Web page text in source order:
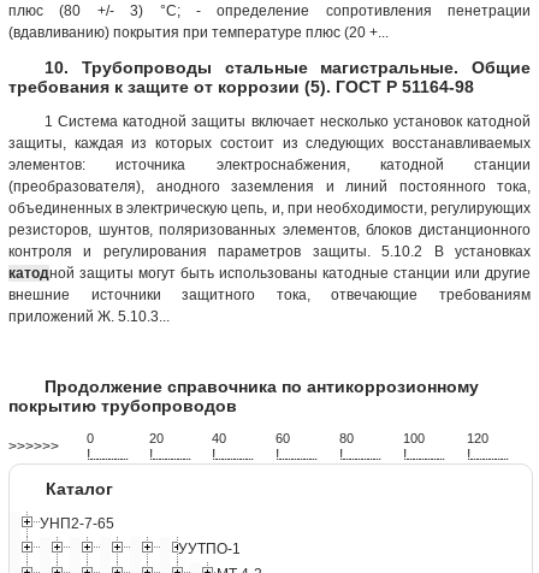
плюс (80 +/- 3) °C; - определение сопротивления пенетрации
(вдавливанию) покрытия при температуре плюс (20 +...
10. Трубопроводы стальные магистральные. Общие
требования к защите от коррозии (5). ГОСТ Р 51164-98
1 Система катодной защиты включает несколько установок катодной
защиты, каждая из которых состоит из следующих восстанавливаемых
элементов: источника электроснабжения, катодной станции
(преобразователя), анодного заземления и линий постоянного тока,
объединенных в электрическую цепь, и, при необходимости, регулирующих
резисторов, шунтов, поляризованных элементов, блоков дистанционного
контроля и регулирования параметров защиты. 5.10.2 В установках
катодной защиты могут быть использованы катодные станции или другие
внешние источники защитного тока, отвечающие требованиям
приложений Ж. 5.10.3...
Продолжение справочника по антикоррозионному
покрытию трубопроводов
>>>>>> 0
!...................
20
!...................
40
!...................
60
!...................
80
!...................
100
!...................
120
!...................
Каталог
УНП2-7-65
УУТПО-1